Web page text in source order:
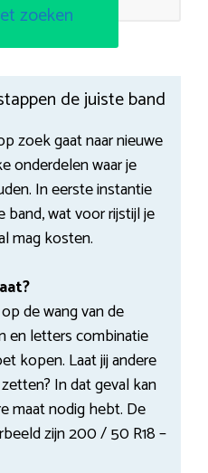
zoeken
de juiste band
zoek gaat naar nieuwe
onderdelen waar je
In eerste instantie
band, wat voor rijstijl je
mag kosten.
de wang van de
en letters combinatie
kopen. Laat jij andere
In dat geval kan
maat nodig hebt. De
zijn 200 / 50 R18 –